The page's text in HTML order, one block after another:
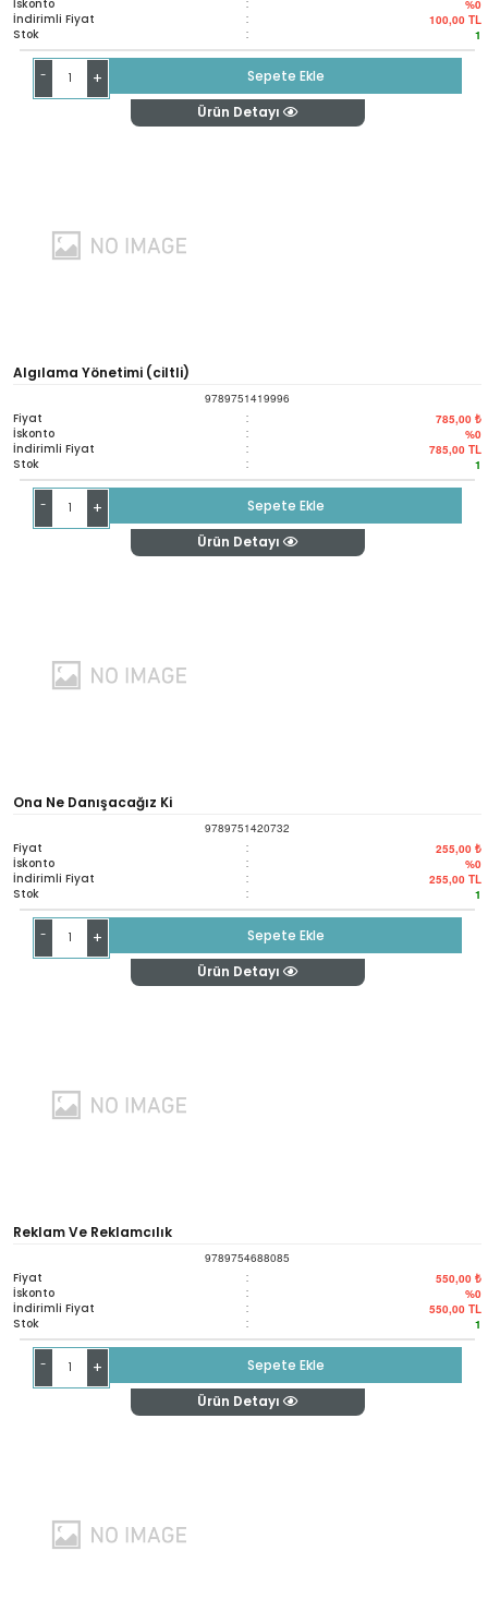
İskonto : %0
İndirimli Fiyat : 100,00 TL
Stok : 1
- +
Sepete Ekle
Ürün Detayı
Algılama Yönetimi (ciltli)
9789751419996
Fiyat : 785,00 ₺
İskonto : %0
İndirimli Fiyat : 785,00 TL
Stok : 1
- +
Sepete Ekle
Ürün Detayı
Ona Ne Danışacağız Ki
9789751420732
Fiyat : 255,00 ₺
İskonto : %0
İndirimli Fiyat : 255,00 TL
Stok : 1
- +
Sepete Ekle
Ürün Detayı
Reklam Ve Reklamcılık
9789754688085
Fiyat : 550,00 ₺
İskonto : %0
İndirimli Fiyat : 550,00 TL
Stok : 1
- +
Sepete Ekle
Ürün Detayı